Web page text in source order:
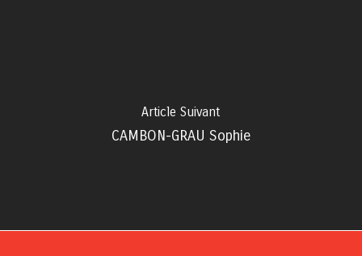
Article Suivant
CAMBON-GRAU Sophie